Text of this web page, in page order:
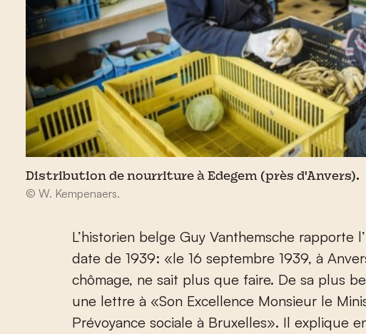
Distribution de nourriture à Edegem (près d'Anvers).
© W. Kempenaers.
L’historien belge Guy Vanthemsche rapporte
date de 1939: «le 16 septembre 1939, à
chômage, ne sait plus que faire. De sa plus
une lettre à «Son Excellence Monsieur le
Prévoyance sociale à Bruxelles». Il explique